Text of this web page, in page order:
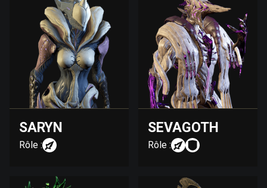
SARYN
Rôle :
SEVAGOTH
Rôle :